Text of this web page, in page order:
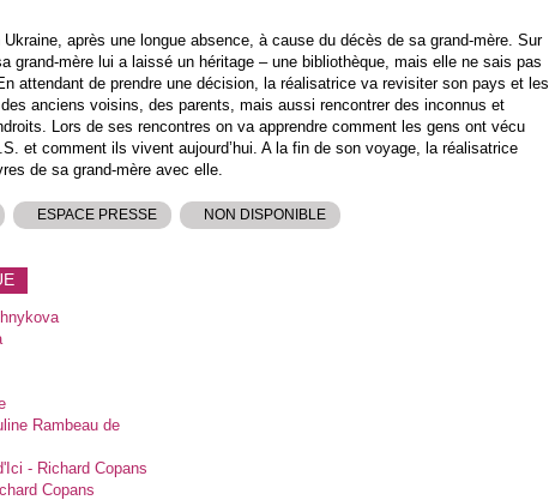
après une longue absence, à cause du décès de sa grand-mère. Sur
grand-mère lui a laissé un héritage – une bibliothèque, mais elle ne sais pas
attendant de prendre une décision, la réalisatrice va revisiter son pays et les
anciens voisins, des parents, mais aussi rencontrer des inconnus et
Lors de ses rencontres on va apprendre comment les gens ont vécu
et comment ils vivent aujourd’hui. A la fin de son voyage, la réalisatrice
de sa grand-mère avec elle.
ESPACE PRESSE NON DISPONIBLE
Rambeau de
- Richard Copans
Copans